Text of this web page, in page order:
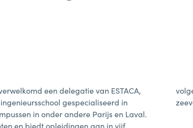
een delegatie van ESTACA,
gespecialiseerd in
in onder andere Parijs en Laval.
en biedt opleidingen aan in vijf